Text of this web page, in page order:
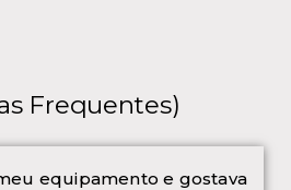
Frequentes)
equipamento e gostava